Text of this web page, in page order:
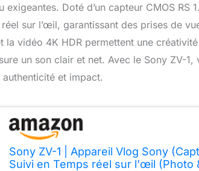
Doté d’un capteur CMOS RS
sur l’œil, garantissant des prises de
la vidéo 4K HDR permettent une
un son clair et net. Avec le Sony ZV-
et impact.
Sony ZV-1 | Appareil Vlog Sony
Suivi en Temps réel sur l'œil (Photo